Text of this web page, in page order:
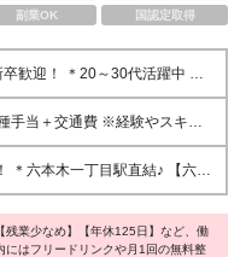
副業OK 国認定取得
歓迎！ ＊20～30代活躍中 ◆
操作（入力・簡単な表作成）
たい方歓迎 ★Word/Excelは入
などの難しい関数は使
上限 有（通算契約期間の上限
手当＋交通費 ※経験やスキル
ます ※残業代全額支給 ※試用期
本木一丁目駅直結♪ 【六本
本木3-2-1 住友不動産六本木グ
残業少なめ】【年休125日】など、働
にはフリードリンクや月1回の無料整